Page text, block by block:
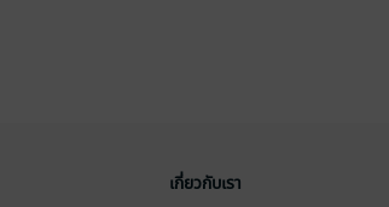
เกี่ยวกับเรา